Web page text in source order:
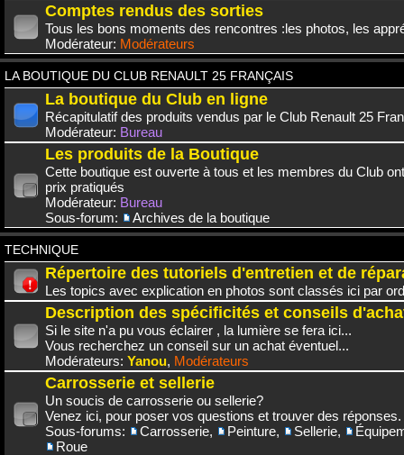
Comptes rendus des sorties
Tous les bons moments des rencontres :les photos, les
Modérateur: Modérateurs
LA BOUTIQUE DU CLUB RENAULT 25 FRANÇAIS
La boutique du Club en ligne
Récapitulatif des produits vendus par le Club Renault 25
Modérateur: Bureau
Les produits de la Boutique
Cette boutique est ouverte à tous et les membres du Club
prix pratiqués
Modérateur: Bureau
Sous-forum:
Archives de la boutique
TECHNIQUE
Répertoire des tutoriels d'entretien et de
Les topics avec explication en photos sont classés ici par
Description des spécificités et conseils
Si le site n'a pu vous éclairer , la lumière se fera ici...
Vous recherchez un conseil sur un achat éventuel...
Modérateurs: Yanou, Modérateurs
Carrosserie et sellerie
Un soucis de carrosserie ou sellerie?
Venez ici, pour poser vos questions et trouver des réponses.
Sous-forums:
Carrosserie, Peinture, Sellerie,
Roue